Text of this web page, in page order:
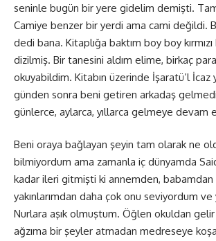
seninle bugün bir yere gidelim demişti.
Camiye benzer bir yerdi ama cami değildi.
dedi bana. Kitaplığa baktım boy boy
dizilmiş. Bir tanesini aldım elime, birkaç
okuyabildim. Kitabın üzerinde İşaratü’l İcaz
günden sonra beni getiren arkadaş
günlerce, aylarca, yıllarca gelmeye devam
Beni oraya bağlayan şeyin tam olarak ne
bilmiyordum ama zamanla iç dünyamda
kadar ileri gitmişti ki annemden, babamdan
yakınlarımdan daha çok onu seviyordum ve
Nurlara aşık olmuştum. Öğlen okuldan
ağzıma bir şeyler atmadan medreseye